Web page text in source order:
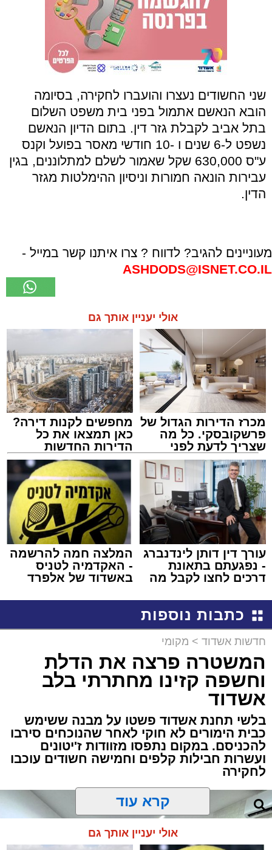
שני החשודים נעצרו והועברו לחקירה, בסיומה
הובא הנאשם אתמול בפני בית משפט השלום
בתל אביב לקבלת גזר דין. בתום הדיון הנאשם
נשפט ל-6 שנים ו -10 חודשי מאסר בפועל וקנס
ע"ס 630,000 שקל שאמור לשלם למתלוננים, בגין
עבירות הונאה חמורות וניסיון ההימלטות מגזר
הדין.
מעוניינים להגיב? לדווח ? צרו איתנו קשר במייל -
ASHDODS@ISNET.CO.IL
אולי יעניין אותך גם
מכרז הדירות הגדול של
פרשקובסקי. כל מה
שצריך לדעת לפני
שמגישים הצעה לדירה
באשדוד
מחפשים לקנות דירה?
כאן תמצאו את כל
הדירות החדשות
למכירה באשדוד >>>
עורך דין דותן לינדנברג
- נפגעתם בתאונת
דרכים לחצו לקבל מה
המלצה חמה להרשמה
- האקדמיה לטניס
באשדוד של אלפרד
כתבות נוספות
חדשות אשדוד > מקומי
המשטרה פרצה את הדלת
וחשפה קזינו מחתרתי בלב
אשדוד
בלשי תחנת אשדוד פשטו על מבנה ששימש
כבית הימורים לא חוקי לאחר שהנוכחים סירבו
להכניסם. במקום נתפסו מזוודות ז'יטונים
ועשרות חבילות קלפים וחמישה חשודים עוכבו
לחקירה
קרא עוד
אולי יעניין אותך גם